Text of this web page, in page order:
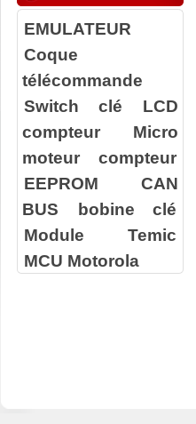
EMULATEUR
Coque
télécommande
Switch clé
LCD
compteur
Micro
moteur compteur
EEPROM
CAN
BUS
bobine clé
Module Temic
MCU Motorola